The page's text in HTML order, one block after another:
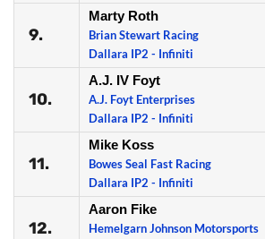
9.
Marty Roth
Brian Stewart Racing
Dallara IP2 - Infiniti
10.
A.J. IV Foyt
A.J. Foyt Enterprises
Dallara IP2 - Infiniti
11.
Mike Koss
Bowes Seal Fast Racing
Dallara IP2 - Infiniti
12.
Aaron Fike
Hemelgarn Johnson Motorsports